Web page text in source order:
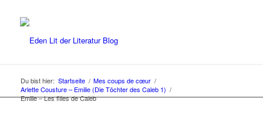
Du bist hier: Startseite / Mes coups de cœur /
Arlette Cousture – Emilie (Die Töchter des Caleb 1) /
Emilie – Les filles de Caleb